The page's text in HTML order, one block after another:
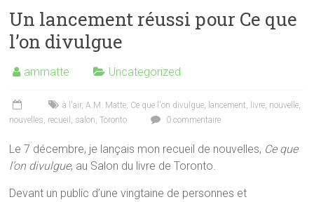
Un lancement réussi pour Ce que
l’on divulgue
ammatte Uncategorized
à l'air,A.M. Matte, Ce que l'on divulgue, lancement, livre, nouvelle,
nouvelles, recueil , salon,Toronto 0 commentaire
Le 7 décembre, je lançais mon recueil de nouvelles, Ce que
l’on divulgue, au Salon du livre de Toronto.
Devant un public d’une vingtaine de personnes et